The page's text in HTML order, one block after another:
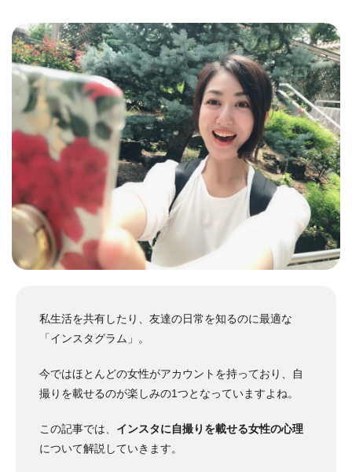
私生活を共有したり、友達の日常を知るのに最適な
「インスタグラム」。
今ではほとんどの女性がアカウントを持っており、自
撮りを載せるのが楽しみの1つとなっていますよね。
この記事では、 インスタに自撮りを載せる女性の心理
について解説していきます。